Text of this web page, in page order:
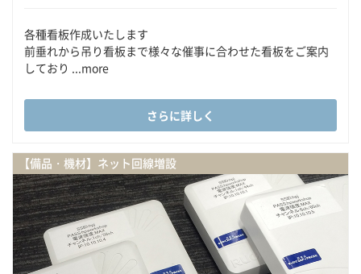
各種看板作成いたします
前垂れから吊り看板まで様々な催事に合わせた看板をご案内
しており ...more
さらに詳しく
【備品・機材】ネット回線増設